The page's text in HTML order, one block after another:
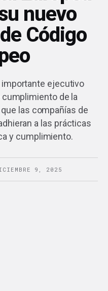
nuevo
Código
importante ejecutivo
de la
las compañías de
a las prácticas
y cumplimiento.
9, 2025